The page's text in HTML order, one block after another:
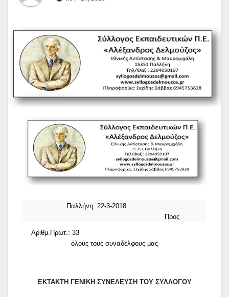
Παλλήνη: 22-3-2018
Προς
Αριθμ.Πρωτ.: 33
όλους τους συναδέλφους μας
ΕΚΤΑΚΤΗ ΓΕΝΙΚΗ ΣΥΝΕΛΕΥΣΗ ΤΟΥ ΣΥΛΛΟΓΟΥ